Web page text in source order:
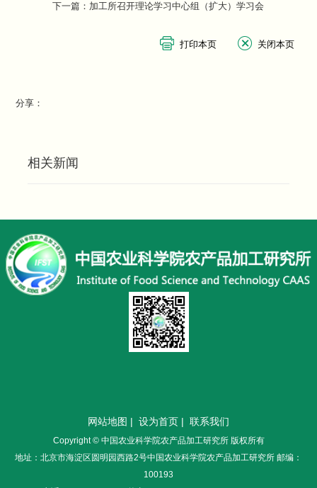
下一篇： 加工所召开理论学习中心组（扩大）学习会
分享：
相关新闻
网站地图 | 设为首页 | 联系我们
Copyright © 中国农业科学院农产品加工研究所 版权所有
地址：北京市海淀区圆明园西路2号中国农业科学院农产品加工研究所 邮编：
100193